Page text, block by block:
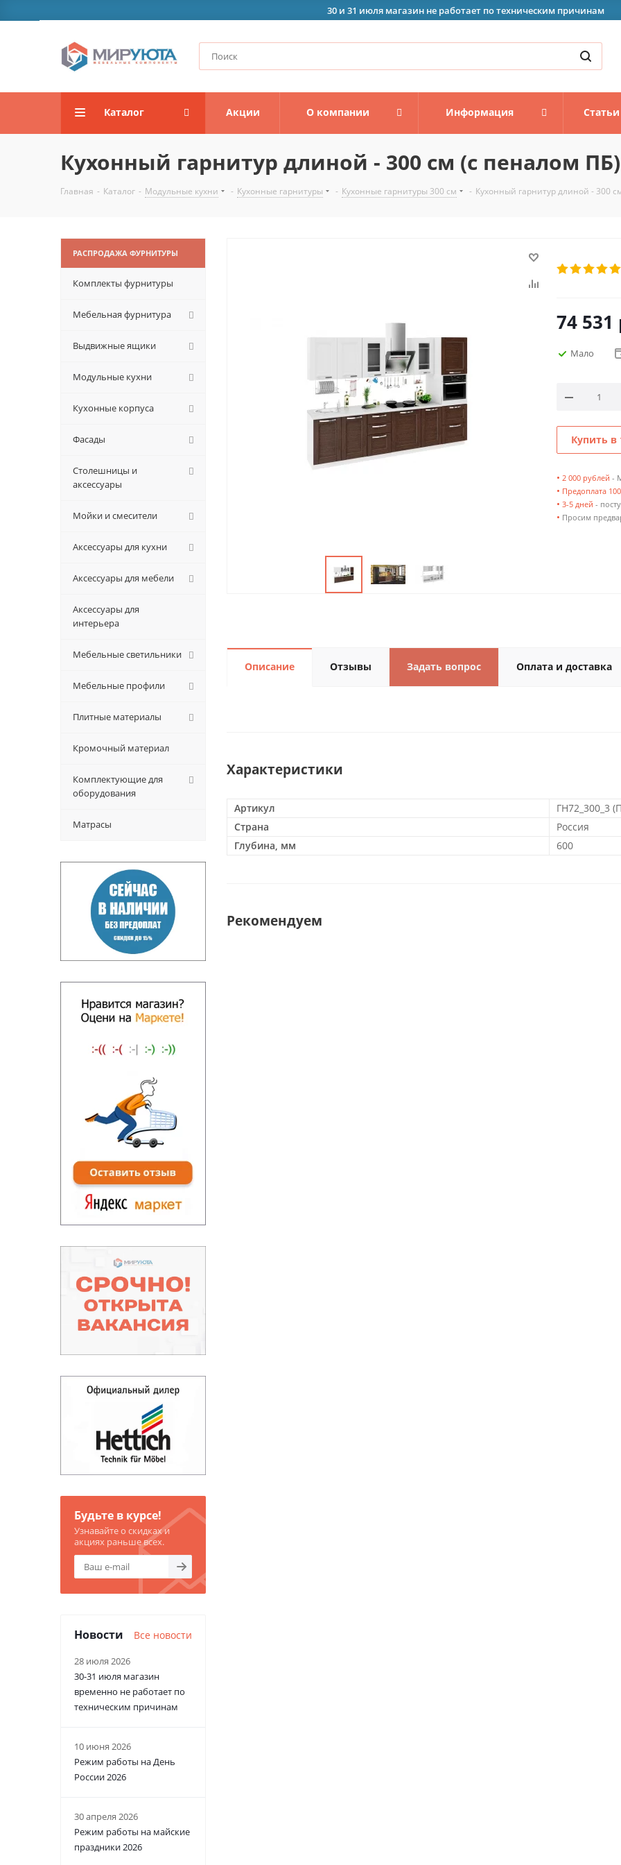
30 и 31 июля магазин не работает по техническим причинам
Каталог Акции О компании Информация Статьи
Кухонный гарнитур длиной - 300 см (с пеналом ПБ)
Главная - Каталог - Модульные кухни - Кухонные гарнитуры - Кухонные гарнитуры 300 см - Кухонный гарнитур длиной - 300
74 531
Мало
Купить в
• 2 000 рублей -
• Предоплата
• 3-5 дней -
• Просим
Описание Отзывы Задать вопрос Оплата и доставка
Характеристики
Артикул
ГН72_300_3
Страна
Россия
Глубина, мм
600
Рекомендуем
РАСПРОДАЖА ФУРНИТУРЫ
Комплекты фурнитуры
Мебельная фурнитура
Выдвижные ящики
Модульные кухни
Кухонные корпуса
Фасады
Столешницы и
аксессуары
Мойки и смесители
Аксессуары для кухни
Аксессуары для мебели
Аксессуары для
интерьера
Мебельные светильники
Мебельные профили
Плитные материалы
Кромочный материал
Комплектующие для
оборудования
Матрасы
Будьте в курсе!
Узнавайте о скидках и
акциях раньше всех.
Новости Все новости
28 июля 2026
30-31 июля магазин
временно не работает по
техническим причинам
10 июня 2026
Режим работы на День
России 2026
30 апреля 2026
Режим работы на майские
праздники 2026